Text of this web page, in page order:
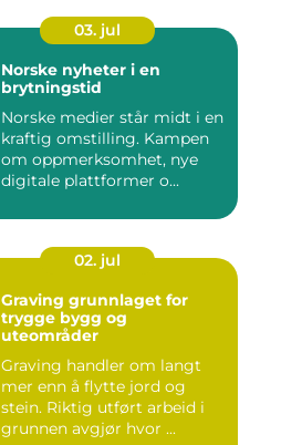
03. jul
Norske nyheter i en
brytningstid
Norske medier står midt i en
kraftig omstilling. Kampen
om oppmerksomhet, nye
digitale plattformer o...
02. jul
Graving grunnlaget for
trygge bygg og
uteområder
Graving handler om langt
mer enn å flytte jord og
stein. Riktig utført arbeid i
grunnen avgjør hvor ...